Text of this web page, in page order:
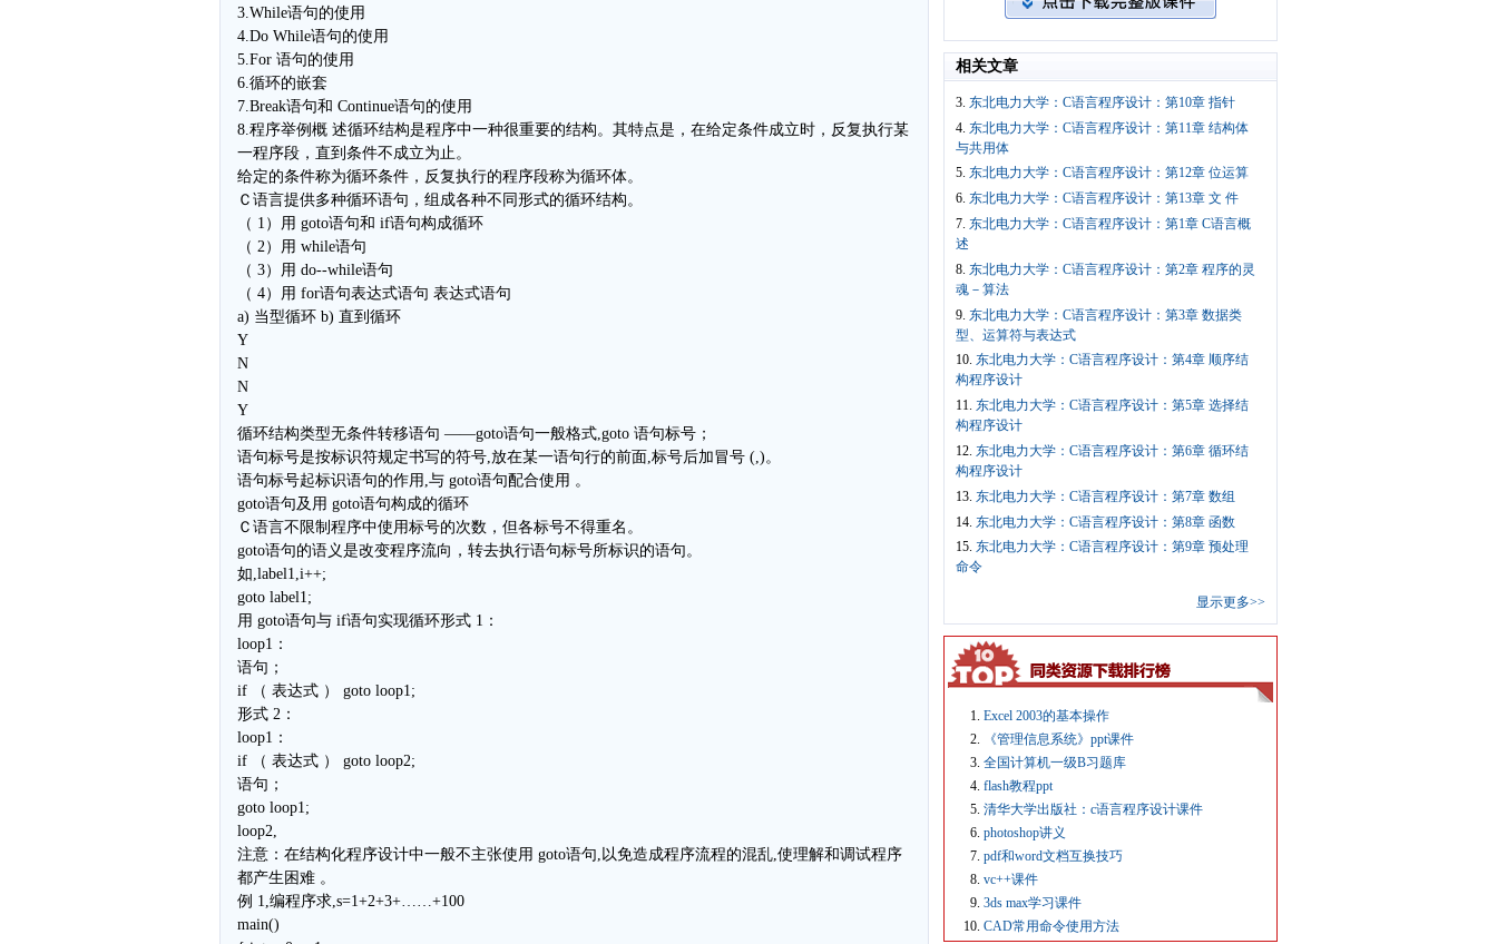
3.While语句的使用
4.Do While语句的使用
5.For 语句的使用
6.循环的嵌套
7.Break语句和 Continue语句的使用
8.程序举例概 述循环结构是程序中一种很重要的结构。其特点是，在给定条件成立时，反复执行某
一程序段，直到条件不成立为止。
给定的条件称为循环条件，反复执行的程序段称为循环体。
Ｃ语言提供多种循环语句，组成各种不同形式的循环结构。
（ 1）用 goto语句和 if语句构成循环
（ 2）用 while语句
（ 3）用 do--while语句
（ 4）用 for语句表达式语句 表达式语句
a) 当型循环 b) 直到循环
Y
N
N
Y
循环结构类型无条件转移语句 ——goto语句一般格式,goto 语句标号；
语句标号是按标识符规定书写的符号,放在某一语句行的前面,标号后加冒号 (,)。
语句标号起标识语句的作用,与 goto语句配合使用 。
goto语句及用 goto语句构成的循环
Ｃ语言不限制程序中使用标号的次数，但各标号不得重名。
goto语句的语义是改变程序流向，转去执行语句标号所标识的语句。
如,label1,i++;
goto label1;
用 goto语句与 if语句实现循环形式 1：
loop1：
语句；
if （ 表达式 ） goto loop1;
形式 2：
loop1：
if （ 表达式 ） goto loop2;
语句；
goto loop1;
loop2,
注意：在结构化程序设计中一般不主张使用 goto语句,以免造成程序流程的混乱,使理解和调试程序
都产生困难 。
例 1,编程序求,s=1+2+3+……+100
main()
相关文章
3. 东北电力大学：C语言程序设计：第10章 指针
4. 东北电力大学：C语言程序设计：第11章 结构体
与共用体
5. 东北电力大学：C语言程序设计：第12章 位运算
6. 东北电力大学：C语言程序设计：第13章 文 件
7. 东北电力大学：C语言程序设计：第1章 C语言概
述
8. 东北电力大学：C语言程序设计：第2章 程序的灵
魂－算法
9. 东北电力大学：C语言程序设计：第3章 数据类
型、运算符与表达式
10. 东北电力大学：C语言程序设计：第4章 顺序结
构程序设计
11. 东北电力大学：C语言程序设计：第5章 选择结
构程序设计
12. 东北电力大学：C语言程序设计：第6章 循环结
构程序设计
13. 东北电力大学：C语言程序设计：第7章 数组
14. 东北电力大学：C语言程序设计：第8章 函数
15. 东北电力大学：C语言程序设计：第9章 预处理
命令
显示更多>>
Excel 2003的基本操作
《管理信息系统》ppt课件
全国计算机一级B习题库
flash教程ppt
清华大学出版社：c语言程序设计课件
photoshop讲义
pdf和word文档互换技巧
vc++课件
3ds max学习课件
CAD常用命令使用方法